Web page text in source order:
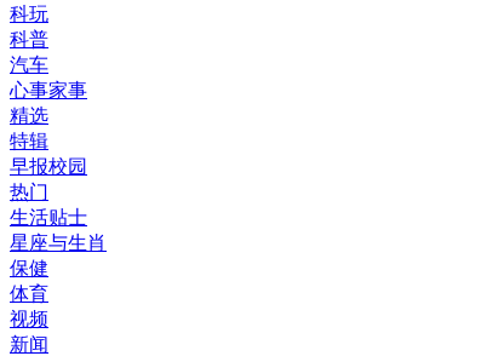
科玩
科普
汽车
心事家事
精选
特辑
早报校园
热门
生活贴士
星座与生肖
保健
体育
视频
新闻